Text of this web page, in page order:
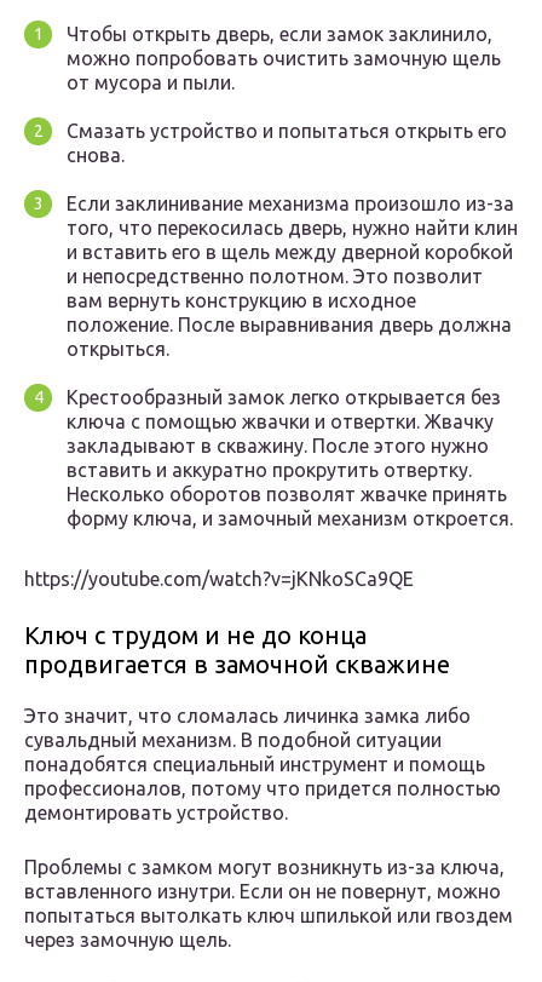
Чтобы открыть дверь, если замок заклинило,
можно попробовать очистить замочную щель
от мусора и пыли.
Смазать устройство и попытаться открыть его
снова.
Если заклинивание механизма произошло из-за
того, что перекосилась дверь, нужно найти клин
и вставить его в щель между дверной коробкой
и непосредственно полотном. Это позволит
вам вернуть конструкцию в исходное
положение. После выравнивания дверь должна
открыться.
Крестообразный замок легко открывается без
ключа с помощью жвачки и отвертки. Жвачку
закладывают в скважину. После этого нужно
вставить и аккуратно прокрутить отвертку.
Несколько оборотов позволят жвачке принять
форму ключа, и замочный механизм откроется.
https://youtube.com/watch?v=jKNkoSCa9QE
Ключ с трудом и не до конца
продвигается в замочной скважине
Это значит, что сломалась личинка замка либо
сувальдный механизм. В подобной ситуации
понадобятся специальный инструмент и помощь
профессионалов, потому что придется полностью
демонтировать устройство.
Проблемы с замком могут возникнуть из-за ключа,
вставленного изнутри. Если он не повернут, можно
попытаться вытолкать ключ шпилькой или гвоздем
через замочную щель.